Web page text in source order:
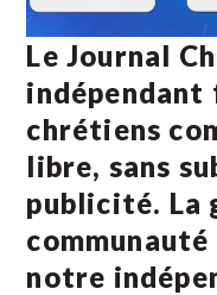
Le Journal
indépendant
chrétiens
libre, sans
publicité. La
notre